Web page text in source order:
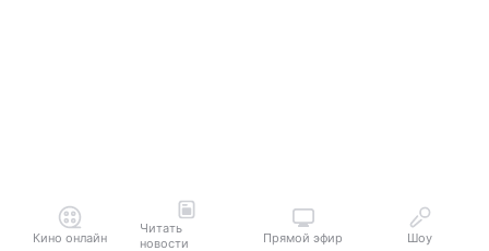
Кино онлайн
Читать
новости
Прямой эфир Шоу